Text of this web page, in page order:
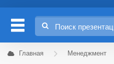
Главная Менеджмент